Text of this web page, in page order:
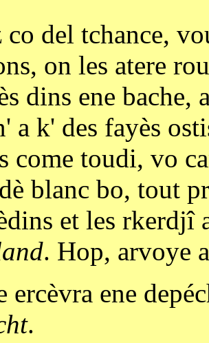
co del tchance,
on les atere
dins ene bache,
a k' des fayès
come toudi, vo
blanc bo, tout
et les rkerdjî
. Hop, arvoye
ercèvra ene
.